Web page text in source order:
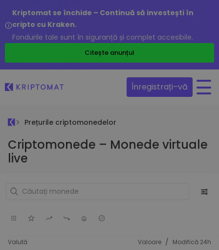
Kriptomat se închide – Continuă să investești în
cripto cu Kraken.
Fondurile tale sunt în siguranță și complet accesibile.
Citește anunțul
Înregistrați–vă
Prețurile criptomonedelor
Criptomonede – Monede virtuale
live
Valută Valoare / Modifică 24h